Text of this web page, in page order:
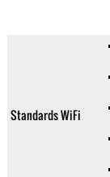
Standards WiFi